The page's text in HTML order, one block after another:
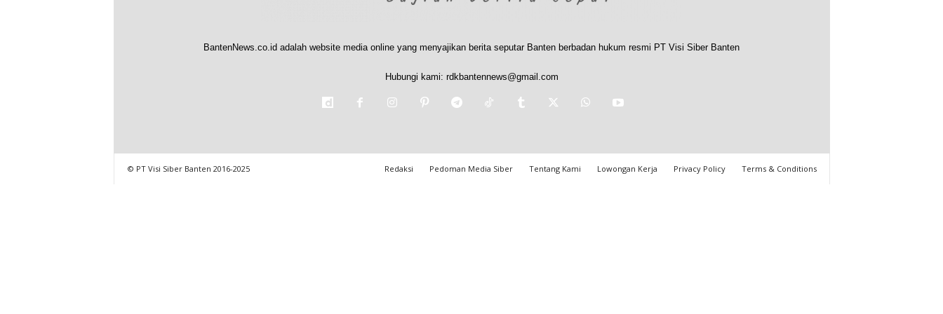
BantenNews.co.id adalah website media online yang menyajikan berita seputar Banten berbadan hukum resmi PT Visi Siber Banten
Hubungi kami: rdkbantennews@gmail.com
Redaksi Pedoman Media Siber Tentang Kami Lowongan Kerja Privacy Policy Terms & Conditions
© PT Visi Siber Banten 2016-2025